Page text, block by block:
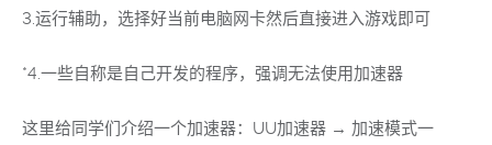
3.运行辅助，选择好当前电脑网卡然后直接进入游戏即可
*4.一些自称是自己开发的程序，强调无法使用加速器
这里给同学们介绍一个加速器：UU加速器 → 加速模式一